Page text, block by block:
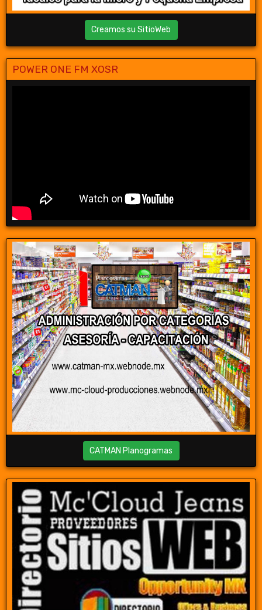
Creamos su SitioWeb
POWER ONE FM XOSR
CATMAN Planogramas